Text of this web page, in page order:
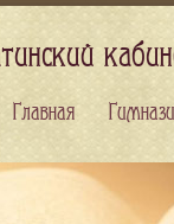
Главная